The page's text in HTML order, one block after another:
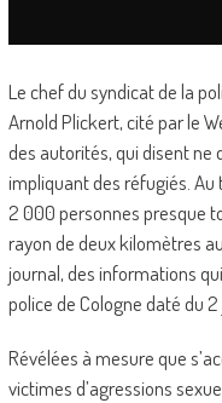
Le chef du syndicat de la
Arnold Plickert, cité par le
des autorités, qui disent ne
impliquant des réfugiés. Au
2 000 personnes presque
rayon de deux kilomètres
journal, des informations
police de Cologne daté du 2
Révélées à mesure que
victimes d’agressions